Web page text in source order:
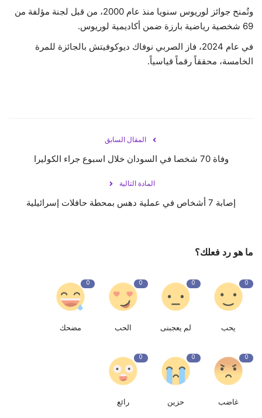
وتُمنح جوائز لوريوس سنويا منذ عام 2000، من قبل لجنة مؤلفة من
69 شخصية رياضية بارزة ضمن أكاديمية لوريوس.
في عام 2024، فاز الصربي نوفاك ديوكوفيتش بالجائزة للمرة
الخامسة، محققاً رقماً قياسياً.
المقال السابق
وفاة 70 شخصا في السودان خلال اسبوع جراء الكوليرا
المادة التالية
إصابة 7 أشخاص في عملية دهس بمحطة حافلات إسرائيلية
ما هو رد فعلك؟
0
يحب
0
لم يعجبنى
0
الحب
0
مضحك
0
غاضب
0
حزين
0
رائع